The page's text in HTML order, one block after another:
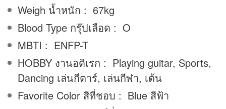
Weigh น้ำหนัก : 67kg
Blood Type กรุ๊ปเลือด : O
MBTI : ENFP-T
HOBBY งานอดิเรก : Playing guitar, Sports,
Dancing เล่นกีตาร์, เล่นกีฬา, เต้น
Favorite Color สีที่ชอบ : Blue สีฟ้า